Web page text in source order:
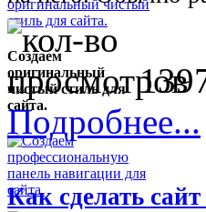
Создаем
оригинальный
чистый стиль для
сайта.
Подробнее...
Как сделать